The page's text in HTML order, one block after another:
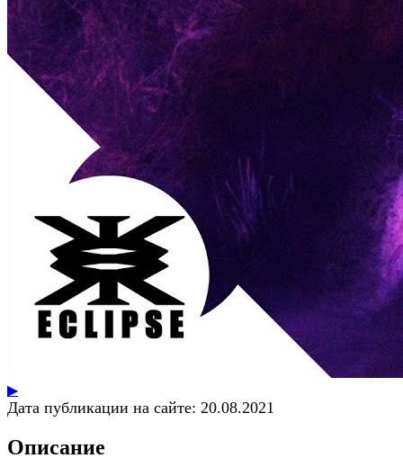
▶
Дата публикации на сайте: 20.08.2021
Описание